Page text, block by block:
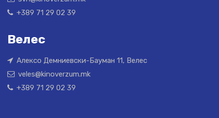
+389 71 29 02 39
Велес
Алексо Демниевски-Бауман 11, Велес
veles@kinoverzum.mk
+389 71 29 02 39